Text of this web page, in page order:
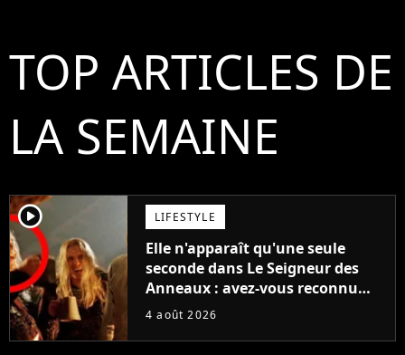
TOP ARTICLES DE
LA SEMAINE
player2 LIFESTYLE
Elle n'apparaît qu'une seule
seconde dans Le Seigneur des
Anneaux : avez-vous reconnu
cette légende du cinéma dans la
4 août 2026